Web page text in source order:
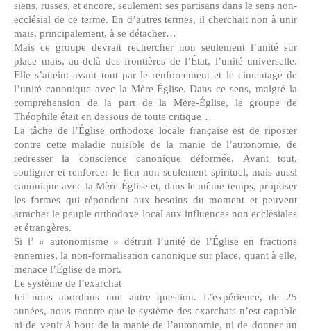
siens, russes, et encore, seulement ses partisans dans le sens non-
ecclésial de ce terme. En d’autres termes, il cherchait non à unir
mais, principalement, à se détacher…
Mais ce groupe devrait rechercher non seulement l’unité sur
place mais, au-delà des frontières de l’État, l’unité universelle.
Elle s’atteint avant tout par le renforcement et le cimentage de
l’unité canonique avec la Mère-Église. Dans ce sens, malgré la
compréhension de la part de la Mère-Église, le groupe de
Théophile était en dessous de toute critique…
La tâche de l’Église orthodoxe locale française est de riposter
contre cette maladie nuisible de la manie de l’autonomie, de
redresser la conscience canonique déformée. Avant tout,
souligner et renforcer le lien non seulement spirituel, mais aussi
canonique avec la Mère-Église et, dans le même temps, proposer
les formes qui répondent aux besoins du moment et peuvent
arracher le peuple orthodoxe local aux influences non ecclésiales
et étrangères.
Si l’ « autonomisme » détruit l’unité de l’Église en fractions
ennemies, la non-formalisation canonique sur place, quant à elle,
menace l’Église de mort.
Le système de l’exarchat
Ici nous abordons une autre question. L’expérience, de 25
années, nous montre que le système des exarchats n’est capable
ni de venir à bout de la manie de l’autonomie, ni de donner un